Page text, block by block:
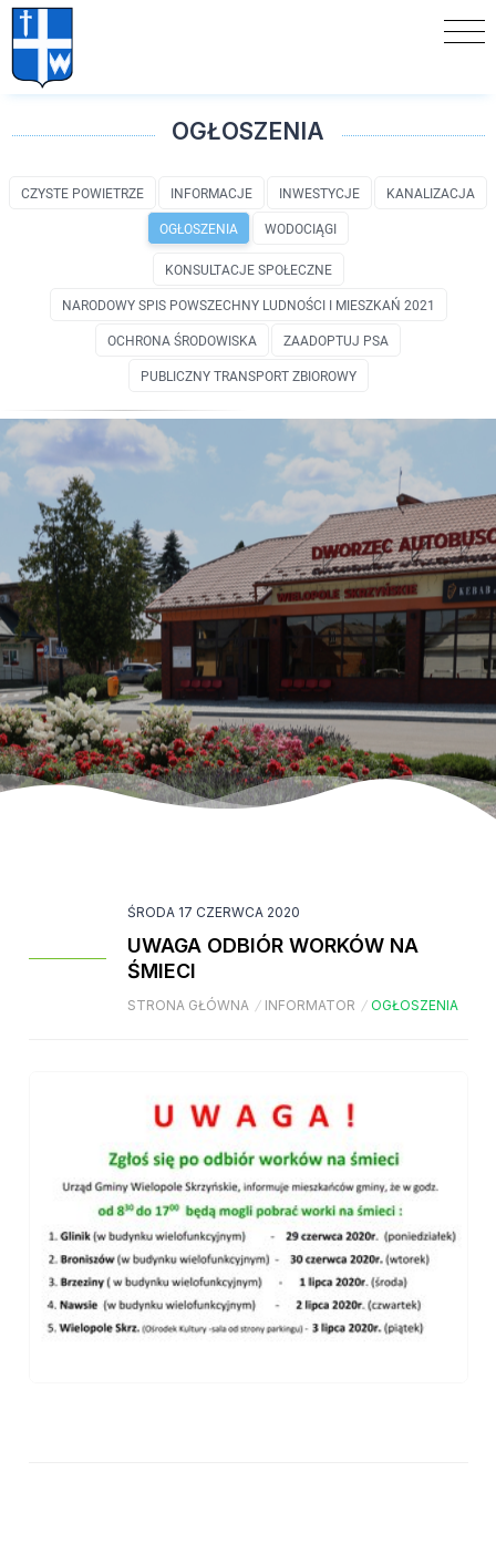
OGŁOSZENIA
CZYSTE POWIETRZE INFORMACJE INWESTYCJE
KANALIZACJA
OGŁOSZENIA
WODOCIĄGI
KONSULTACJE SPOŁECZNE
NARODOWY SPIS POWSZECHNY LUDNOŚCI I MIESZKAŃ 2021
OCHRONA ŚRODOWISKA
ZAADOPTUJ PSA
PUBLICZNY TRANSPORT ZBIOROWY
ŚRODA 17 CZERWCA 2020
UWAGA ODBIÓR WORKÓW NA
ŚMIECI
STRONA GŁÓWNA / INFORMATOR / OGŁOSZENIA